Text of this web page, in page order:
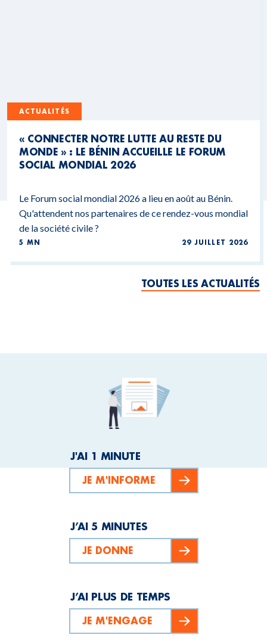
ACTUALITÉS
« CONNECTER NOTRE LUTTE AU RESTE DU
MONDE » : LE BÉNIN ACCUEILLE LE FORUM
SOCIAL MONDIAL 2026
Le Forum social mondial 2026 a lieu en août au Bénin.
Qu'attendent nos partenaires de ce rendez-vous mondial
de la société civile ?
5 MN 29 JUILLET 2026
TOUTES LES ACTUALITÉS
J'AI 1 MINUTE
JE M'INFORME
J’AI 5 MINUTES
JE DONNE
J’AI PLUS DE TEMPS
JE M'ENGAGE